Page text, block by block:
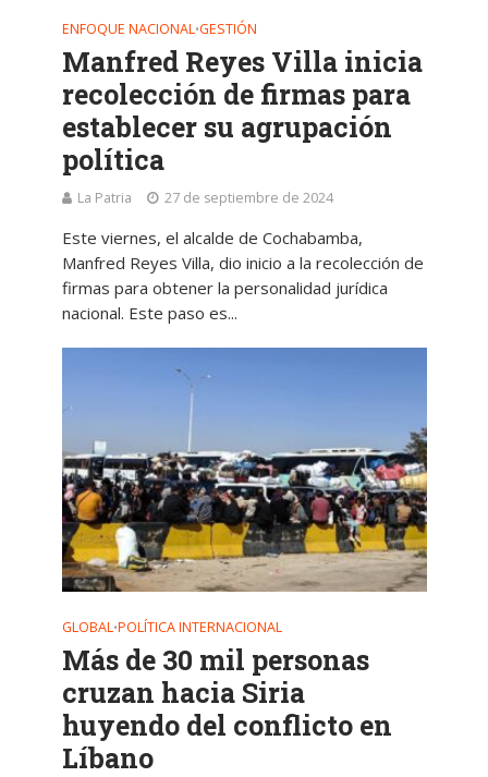
ENFOQUE NACIONAL•GESTIÓN
Manfred Reyes Villa inicia
recolección de firmas para
establecer su agrupación
política
La Patria 27 de septiembre de 2024
Este viernes, el alcalde de Cochabamba,
Manfred Reyes Villa, dio inicio a la recolección de
firmas para obtener la personalidad jurídica
nacional. Este paso es...
GLOBAL•POLÍTICA INTERNACIONAL
Más de 30 mil personas
cruzan hacia Siria
huyendo del conflicto en
Líbano